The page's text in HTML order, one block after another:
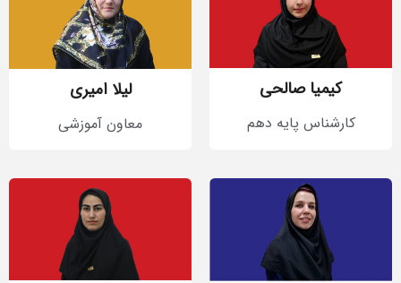
کیمیا صالحی
کارشناس پایه دهم
لیلا امیری
معاون آموزشی